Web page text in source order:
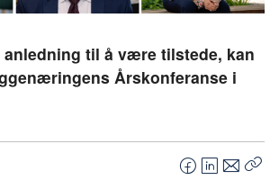
anledning til å være tilstede, kan
Årskonferanse i
F
L
E